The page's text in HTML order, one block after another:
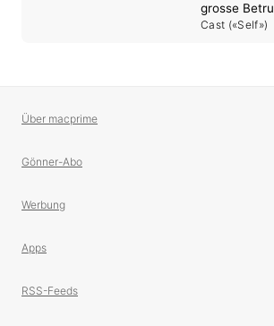
grosse
Cast («Self»)
Über macprime
Gönner-Abo
Werbung
Apps
RSS-Feeds